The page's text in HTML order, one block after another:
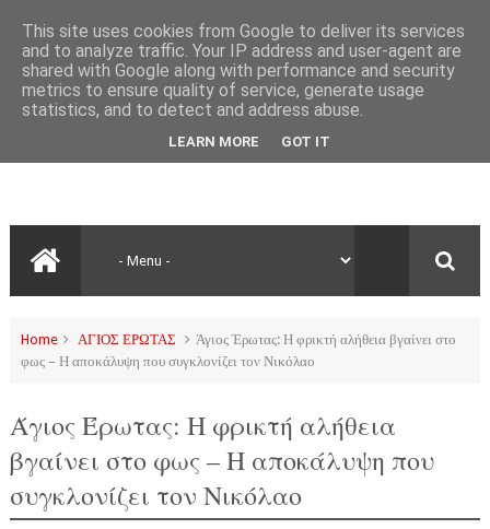
Home ΑΓΙΟΣ ΕΡΩΤΑΣ
Άγιος Έρωτας: Η φρικτή αλήθεια βγαίνει στο
φως – Η αποκάλυψη που συγκλονίζει τον Νικόλαο
Άγιος Έρωτας: Η φρικτή αλήθεια
βγαίνει στο φως – Η αποκάλυψη που
συγκλονίζει τον Νικόλαο
This site uses cookies from Google to deliver its services
and to analyze traffic. Your IP address and user-agent are
shared with Google along with performance and security
metrics to ensure quality of service, generate usage
statistics, and to detect and address abuse.
LEARN MORE GOT IT